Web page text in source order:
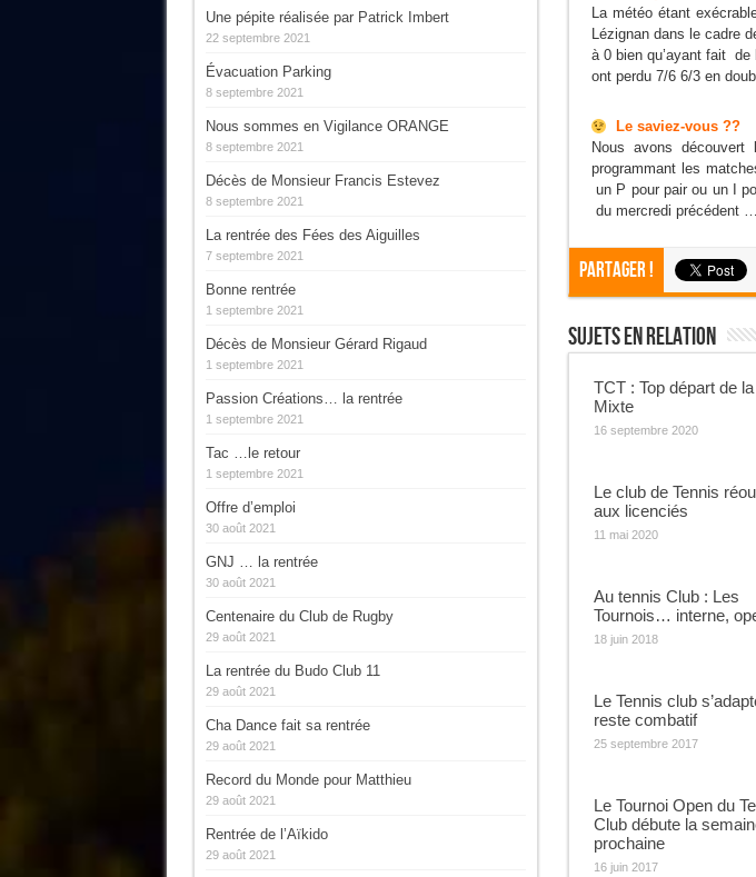
La météo étant
Lézignan dans le cadre
à 0 bien qu’ayant fait
ont perdu 7/6 6/3 en
Le saviez-vous ??
Nous avons
programmant les
un P pour pair ou un I
du mercredi précédent
Partager !
Sujets En Relation
TCT : Top départ de
Mixte
16 septembre 2020
Le club de Tennis
aux licenciés
11 mai 2020
Au tennis Club : Les
Tournois… interne,
18 juin 2018
Le Tennis club
reste combatif
25 septembre 2017
Le Tournoi Open du
Club débute la
prochaine
16 juin 2017
Une pépite réalisée par Patrick Imbert
22 septembre 2021
Évacuation Parking
8 septembre 2021
Nous sommes en Vigilance ORANGE
8 septembre 2021
Décès de Monsieur Francis Estevez
8 septembre 2021
La rentrée des Fées des Aiguilles
7 septembre 2021
Bonne rentrée
1 septembre 2021
Décès de Monsieur Gérard Rigaud
1 septembre 2021
Passion Créations… la rentrée
1 septembre 2021
Tac …le retour
1 septembre 2021
Offre d’emploi
30 août 2021
GNJ … la rentrée
30 août 2021
Centenaire du Club de Rugby
29 août 2021
La rentrée du Budo Club 11
29 août 2021
Cha Dance fait sa rentrée
29 août 2021
Record du Monde pour Matthieu
29 août 2021
Rentrée de l’Aïkido
29 août 2021